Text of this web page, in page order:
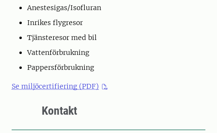
Anestesigas/Isofluran
Inrikes flygresor
Tjänsteresor med bil
Vattenförbrukning
Pappersförbrukning
Se miljöcertifiering (PDF)
Kontakt